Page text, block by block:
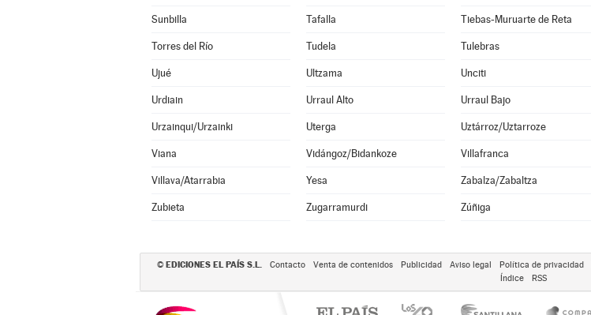
Sunbilla Tafalla Tiebas-Muruarte de Reta
Torres del Río Tudela Tulebras
Ujué Ultzama Unciti
Urdiain Urraul Alto Urraul Bajo
Urzainqui/Urzainki Uterga Uztárroz/Uztarroze
Viana Vidángoz/Bidankoze Villafranca
Villava/Atarrabia Yesa Zabalza/Zabaltza
Zubieta Zugarramurdi Zúñiga
© EDICIONES EL PAÍS S.L. Contacto Venta de contenidos Publicidad Aviso legal Política de privacidad
Índice
RSS